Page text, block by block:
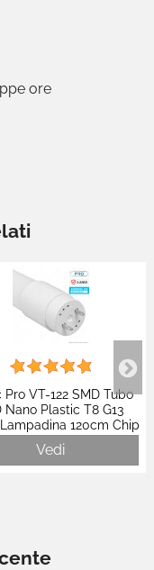
ore
Pro VT-122 SMD Tubo
Nano Plastic T8 G13
120cm Chip
con Driver - SKU
/ 21672 / 21673
Vedi